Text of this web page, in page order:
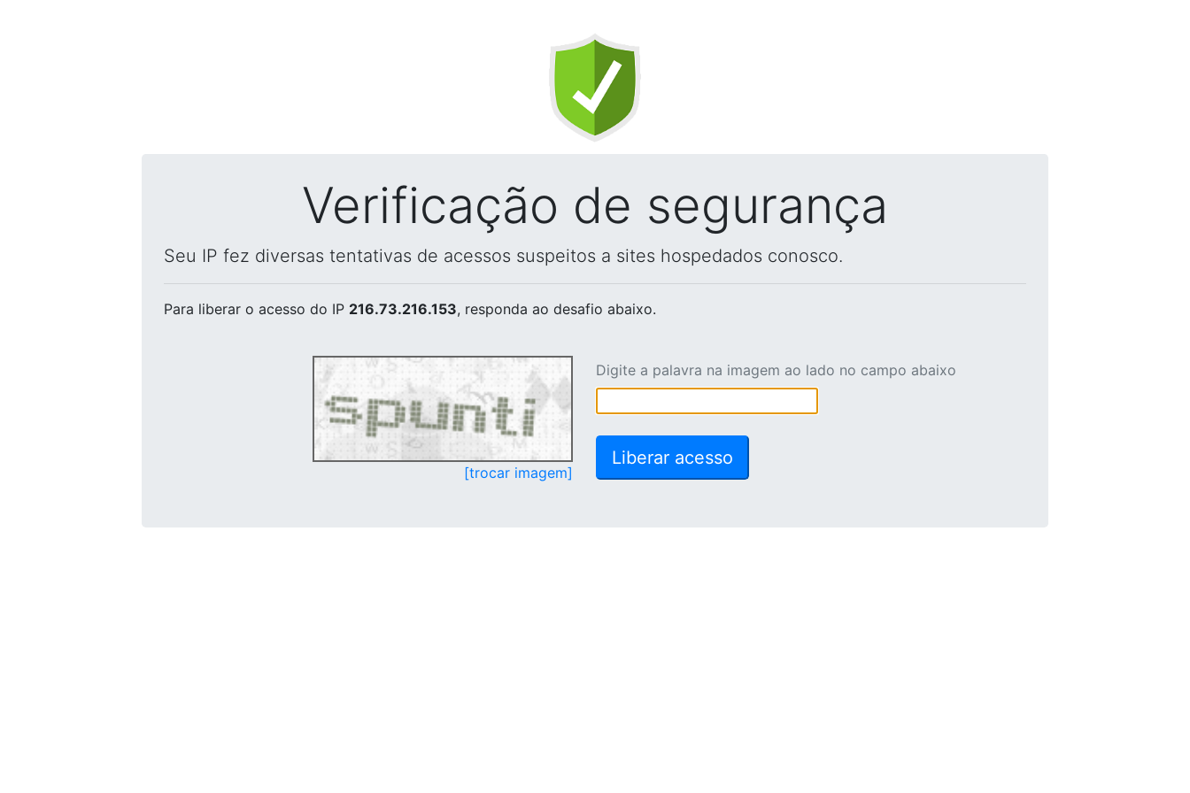
Verificação de segurança
Seu IP fez diversas tentativas de acessos suspeitos a sites hospedados conosco.
Para liberar o acesso do IP 216.73.216.153, responda ao desafio abaixo.
[trocar imagem]
Digite a palavra na imagem ao lado no campo abaixo